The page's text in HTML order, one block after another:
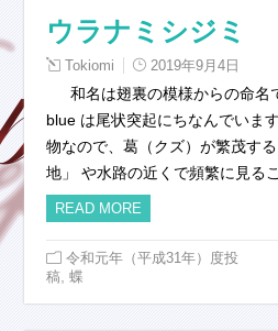
ウラナミシジミ
Tokiomi 2019年9月4日
和名は翅裏の模様からの命名
blue は尾状突起にちなんでい
物なので、葛（クズ）が繁茂す
地」 や水路の近くで頻繁に見る
READ MORE
令和元年（平成31年）度投
稿 ,蝶